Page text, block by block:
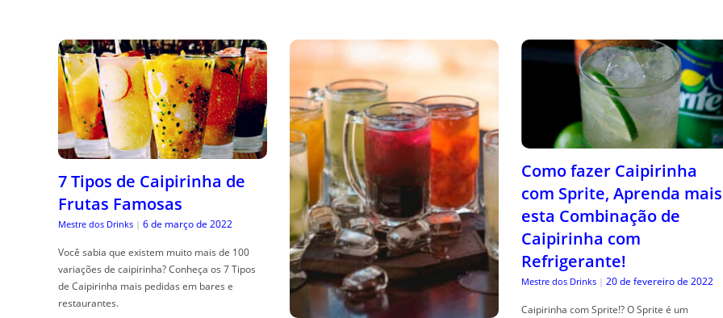
7 Tipos de Caipirinha de
Frutas Famosas
Mestre dos Drinks | 6 de março de 2022
Você sabia que existem muito mais de 100
variações de caipirinha? Conheça os 7 Tipos
de Caipirinha mais pedidas em bares e
restaurantes.
Como fazer Caipirinha
com Sprite, Aprenda mais
esta Combinação de
Caipirinha com
Refrigerante!
Mestre dos Drinks | 20 de fevereiro de 2022
Caipirinha com Sprite!? O Sprite é um